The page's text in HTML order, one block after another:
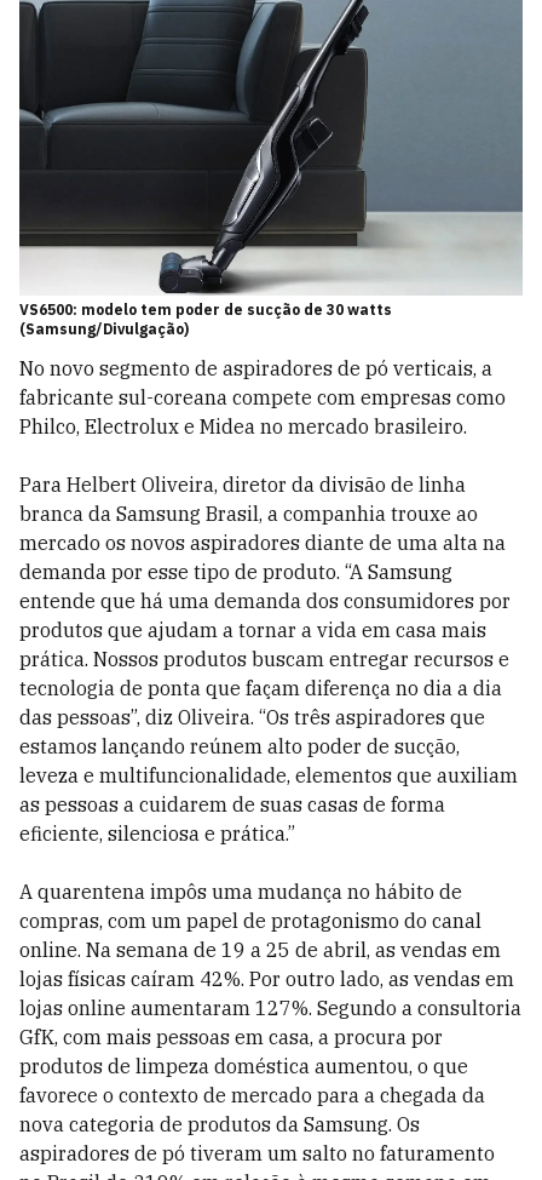
VS6500: modelo tem poder de sucção de 30 watts
(Samsung/Divulgação)
No novo segmento de aspiradores de pó verticais, a
fabricante sul-coreana compete com empresas como
Philco, Electrolux e Midea no mercado brasileiro.
Para Helbert Oliveira, diretor da divisão de linha
branca da Samsung Brasil, a companhia trouxe ao
mercado os novos aspiradores diante de uma alta na
demanda por esse tipo de produto. “A Samsung
entende que há uma demanda dos consumidores por
produtos que ajudam a tornar a vida em casa mais
prática. Nossos produtos buscam entregar recursos e
tecnologia de ponta que façam diferença no dia a dia
das pessoas”, diz Oliveira. “Os três aspiradores que
estamos lançando reúnem alto poder de sucção,
leveza e multifuncionalidade, elementos que auxiliam
as pessoas a cuidarem de suas casas de forma
eficiente, silenciosa e prática.”
A quarentena impôs uma mudança no hábito de
compras, com um papel de protagonismo do canal
online. Na semana de 19 a 25 de abril, as vendas em
lojas físicas caíram 42%. Por outro lado, as vendas em
lojas online aumentaram 127%. Segundo a consultoria
GfK, com mais pessoas em casa, a procura por
produtos de limpeza doméstica aumentou, o que
favorece o contexto de mercado para a chegada da
nova categoria de produtos da Samsung. Os
aspiradores de pó tiveram um salto no faturamento